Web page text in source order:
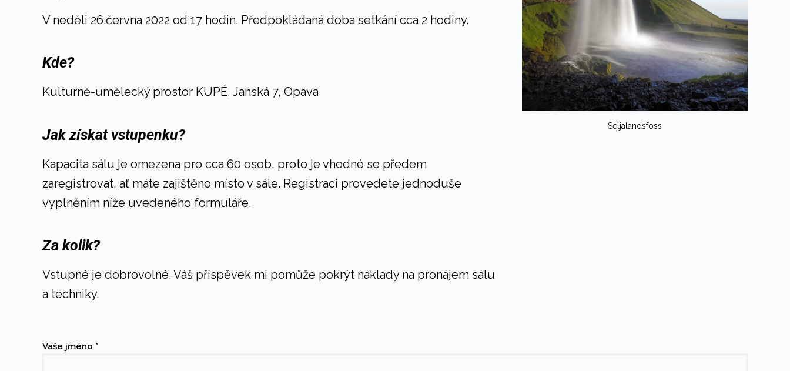
V neděli 26.června 2022 od 17 hodin. Předpokládaná doba setkání cca 2 hodiny.
Kde?
Kulturně-umělecký prostor KUPÉ, Janská 7, Opava
Jak získat vstupenku?
Kapacita sálu je omezena pro cca 60 osob, proto je vhodné se předem
zaregistrovat, ať máte zajištěno místo v sále. Registraci provedete jednoduše
vyplněním níže uvedeného formuláře.
Za kolik?
Vstupné je dobrovolné. Váš příspěvek mi pomůže pokrýt náklady na pronájem sálu
a techniky.
Seljalandsfoss
Vaše jméno *